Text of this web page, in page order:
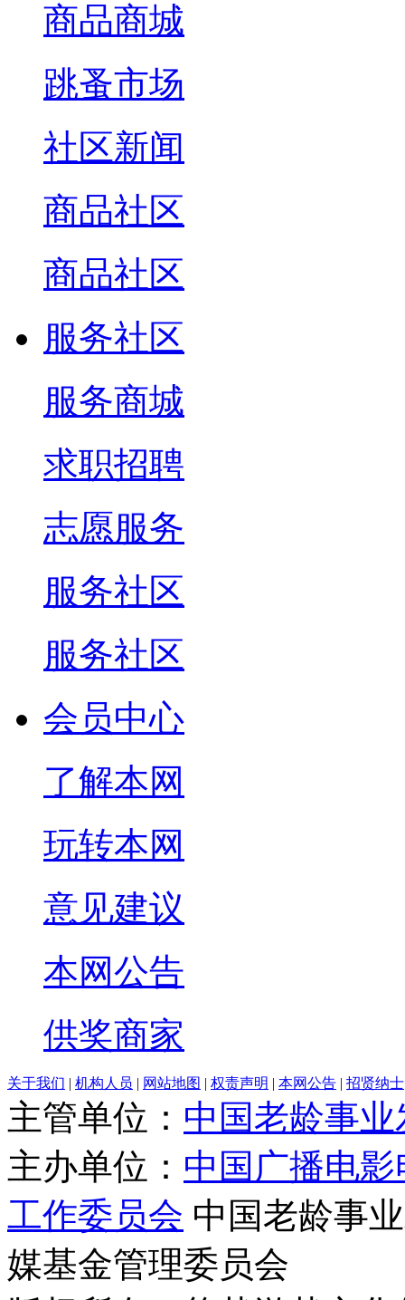
商品商城
跳蚤市场
社区新闻
商品社区
商品社区
服务社区
服务商城
求职招聘
志愿服务
服务社区
服务社区
会员中心
了解本网
玩转本网
意见建议
本网公告
供奖商家
关于我们 | 机构人员 | 网站地图 | 权责声明 | 本网公告 | 招贤纳士
主管单位： 中国老龄事
主办单位： 中国广播电
工作委员会 中国老龄事
媒基金管理委员会